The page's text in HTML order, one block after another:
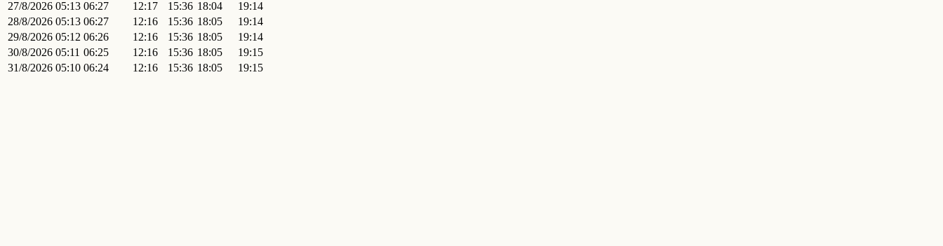
27/8/2026 05:13 06:27 12:17 15:36 18:04
19:14
28/8/2026 05:13 06:27 12:16 15:36 18:05
19:14
29/8/2026 05:12 06:26 12:16 15:36 18:05
19:14
30/8/2026 05:11 06:25 12:16 15:36 18:05
19:15
31/8/2026 05:10 06:24 12:16 15:36 18:05 19:15